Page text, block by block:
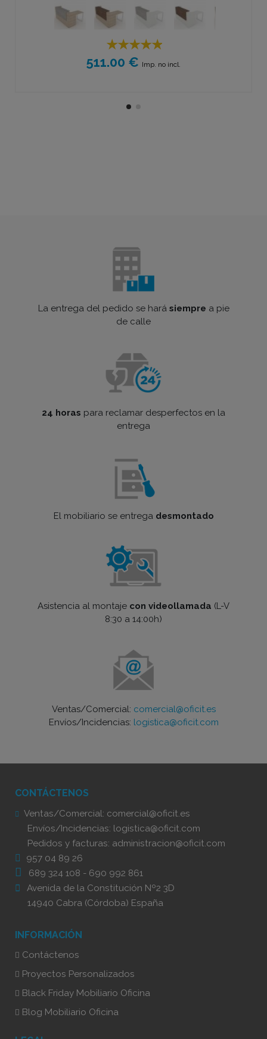
511.00 € Imp. no incl.
La entrega del pedido se hará siempre a pie
de calle
24 horas para reclamar desperfectos en la
entrega
El mobiliario se entrega desmontado
Asistencia al montaje con videollamada (L-V
8:30 a 14:00h)
Ventas/Comercial: comercial@oficit.es
Envíos/Incidencias: logistica@oficit.com
CONTÁCTENOS
Ventas/Comercial: comercial@oficit.es
Envíos/Incidencias: logistica@oficit.com
Pedidos y facturas: administracion@oficit.com
957 04 89 26
689 324 108 - 690 992 861
Avenida de la Constitución Nº2 3D
14940 Cabra (Córdoba) España
INFORMACIÓN
Contáctenos
Proyectos Personalizados
Black Friday Mobiliario Oficina
Blog Mobiliario Oficina